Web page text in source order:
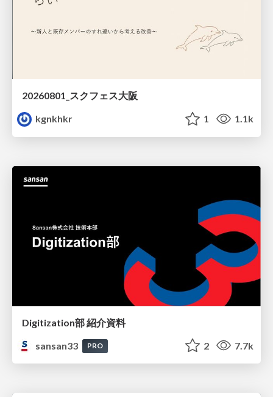
20260801_スクフェス大阪
kgnkhkr
1 1.1k
Digitization部 紹介資料
sansan33
PRO 2 7.7k